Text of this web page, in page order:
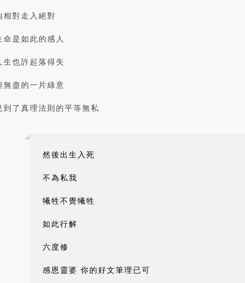
相對走入絕對
命是如此的感人
生也許起落得失
無盡的一片綠意
到了真理法則的平等無私
然後出生入死
不為私我
犧牲不覺犧牲
如此行解
六度修
感恩靈婆 你的好文筆理已可